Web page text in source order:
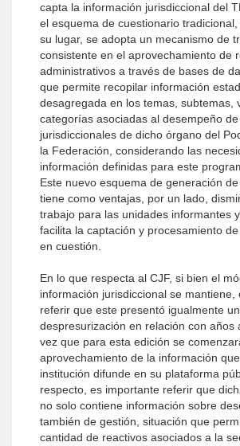
capta la información jurisdiccional del
el esquema de cuestionario
su lugar, se adopta un mecanismo de
consistente en el aprovechamiento de
administrativos a través de bases de
que permite recopilar información
desagregada en los temas, subtemas,
categorías asociadas al desempeño
jurisdiccionales de dicho órgano del
la Federación, considerando las
información definidas para este
Este nuevo esquema de generación
tiene como ventajas, por un lado,
trabajo para las unidades informantes
facilita la captación y procesamiento
en cuestión.
En lo que respecta al CJF, si bien el
información jurisdiccional se mantiene,
referir que este presentó igualmente
despresurización en relación con años
vez que para esta edición se
aprovechamiento de la información
institución difunde en su plataforma
respecto, es importante referir que
no solo contiene información sobre
también de gestión, situación que
cantidad de reactivos asociados a la